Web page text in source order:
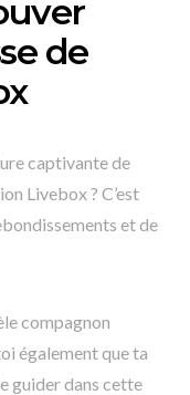
de
captivante de
Livebox ? C’est
et de
compagnon
également que ta
guider dans cette